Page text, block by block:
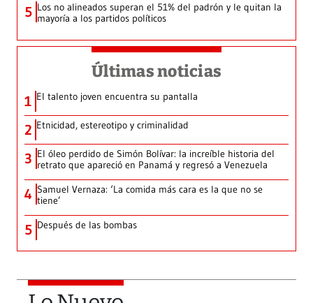
5 Los no alineados superan el 51% del padrón y le quitan la
mayoría a los partidos políticos
Últimas noticias
1 El talento joven encuentra su pantalla​
2 Etnicidad, estereotipo y criminalidad
3 El óleo perdido de Simón Bolívar: la increíble historia del
retrato que apareció en Panamá y regresó a Venezuela
4 Samuel Vernaza: ‘La comida más cara es la que no se
tiene’
5 Después de las bombas